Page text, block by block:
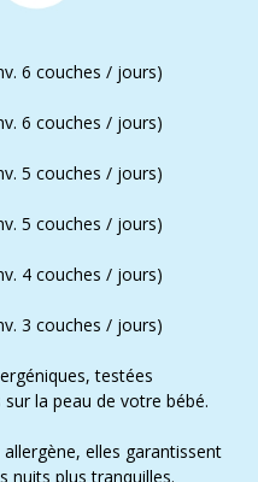
6 couches / jours)
6 couches / jours)
5 couches / jours)
5 couches / jours)
4 couches / jours)
3 couches / jours)
testées
la peau de votre bébé.
elles garantissent
nuits plus tranquilles.